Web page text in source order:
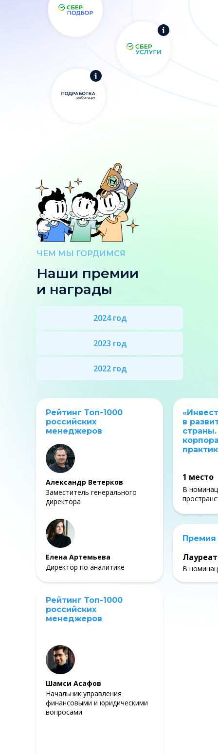
ЧЕМ МЫ ГОРДИМСЯ
Наши премии
и награды
2024 год
2023 год
2022 год
В
Лауреат
Премия
в
1 место
В
Рейтинг Топ-1000
российских
менеджеров
Александр Ветерков
Елена Артемьева
Заместитель генерального
директора
Директор по аналитике
Рейтинг Топ-1000
российских
менеджеров
Шамси Асафов
Начальник управления
финансовыми и юридическими
вопросами